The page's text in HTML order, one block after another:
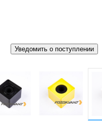
Уведомить о поступлении